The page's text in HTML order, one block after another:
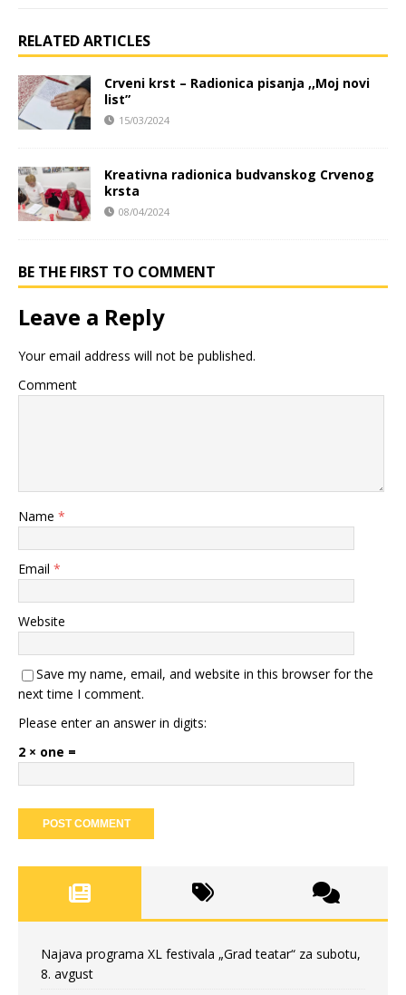
RELATED ARTICLES
Crveni krst – Radionica pisanja ,,Moj novi
list”
15/03/2024
Kreativna radionica budvanskog Crvenog
krsta
08/04/2024
BE THE FIRST TO COMMENT
Leave a Reply
Your email address will not be published.
Comment
Name *
Email *
Website
Save my name, email, and website in this browser for the
next time I comment.
Please enter an answer in digits:
2 × one =
Najava programa XL festivala „Grad teatar“ za subotu,
8. avgust